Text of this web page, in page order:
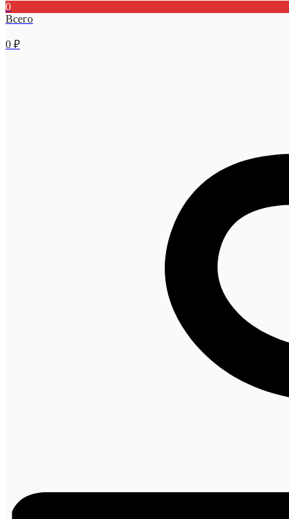
0
Всего
0 ₽